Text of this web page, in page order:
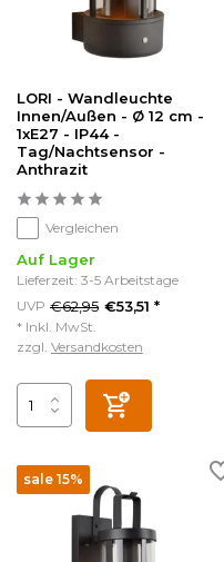
LORI - Wandleuchte
Innen/Außen - Ø 12 cm -
1xE27 - IP44 -
Tag/Nachtsensor -
Anthrazit
Vergleichen
Auf Lager
Lieferzeit: 3-5 Arbeitstage
UVP €62,95 €53,51 *
* Inkl. MwSt.
zzgl. Versandkosten
sale 15%